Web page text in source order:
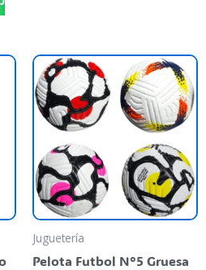
Juguetería
Pelota Futbol N°5 Gruesa